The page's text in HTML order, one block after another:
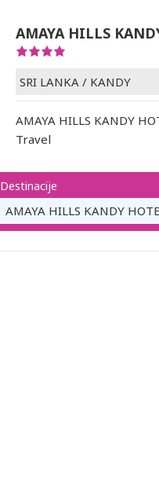
AMAYA HILLS
SRI LANKA / KANDY
AMAYA HILLS KANDY
Travel
Destinacije
AMAYA HILLS KANDY